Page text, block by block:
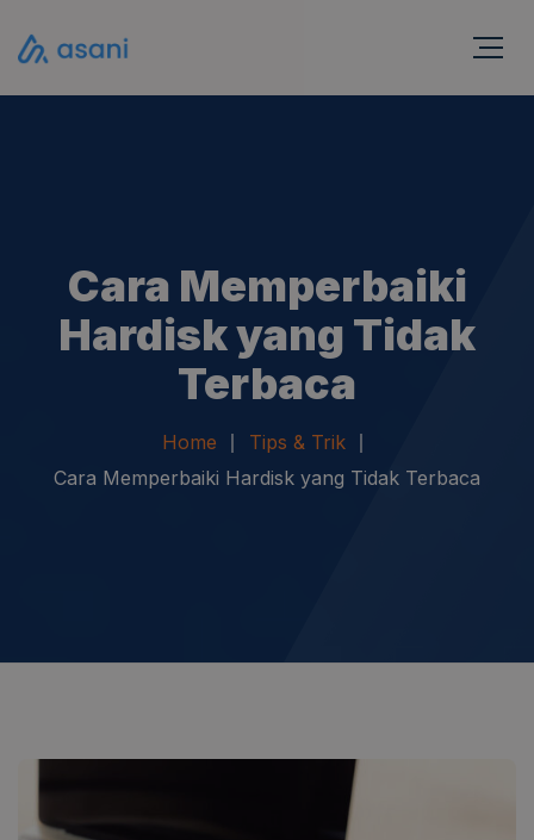
Cara Memperbaiki
Hardisk yang Tidak
Terbaca
Home
Tips & Trik
Cara Memperbaiki Hardisk yang Tidak Terbaca